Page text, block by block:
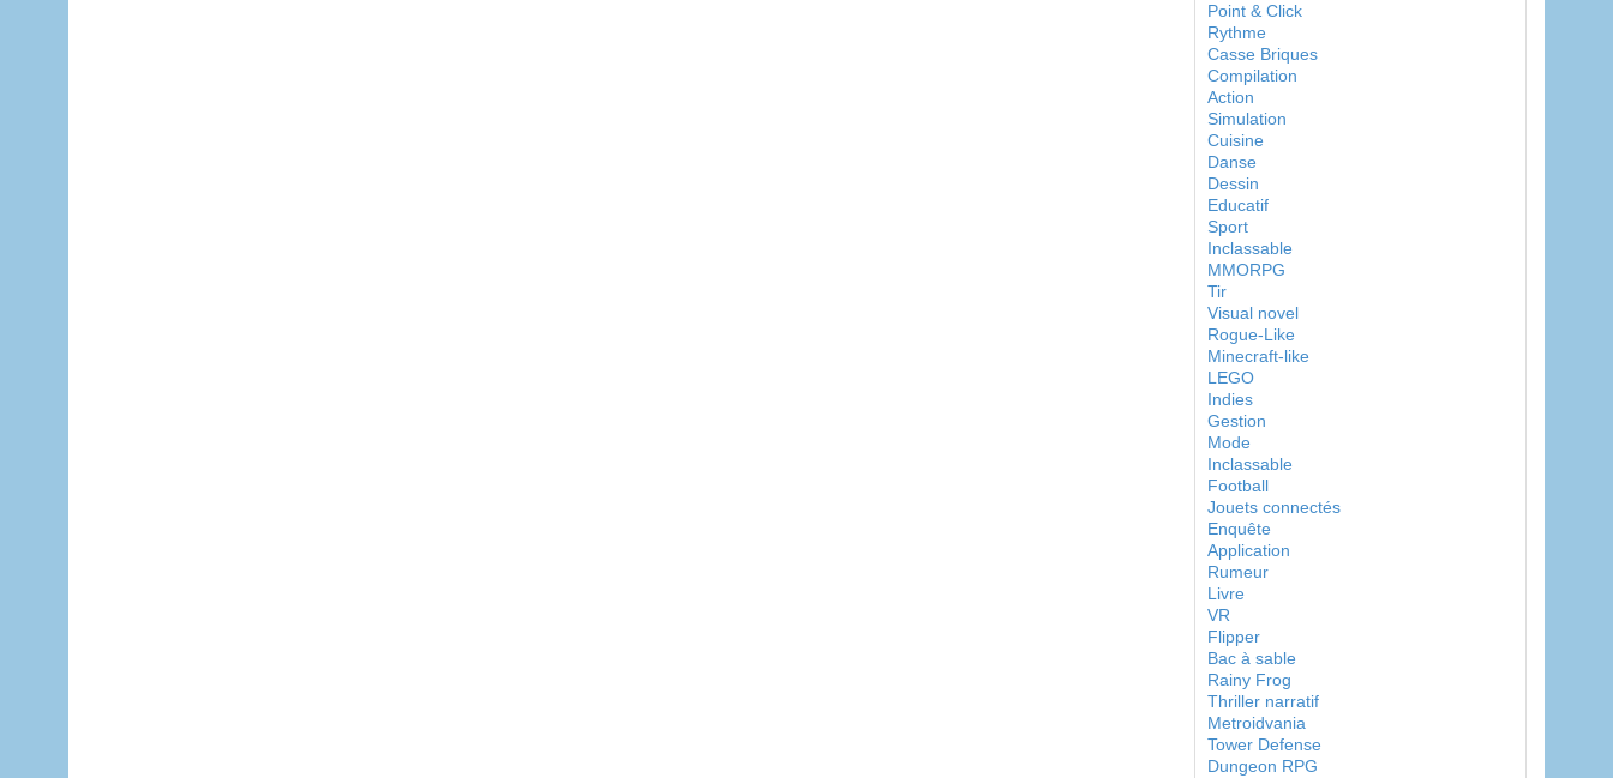
Point & Click
Rythme
Casse Briques
Compilation
Action
Simulation
Cuisine
Danse
Dessin
Educatif
Sport
Inclassable
MMORPG
Tir
Visual novel
Rogue-Like
Minecraft-like
LEGO
Indies
Gestion
Mode
Inclassable
Football
Jouets connectés
Enquête
Application
Rumeur
Livre
VR
Flipper
Bac à sable
Rainy Frog
Thriller narratif
Metroidvania
Tower Defense
Dungeon RPG